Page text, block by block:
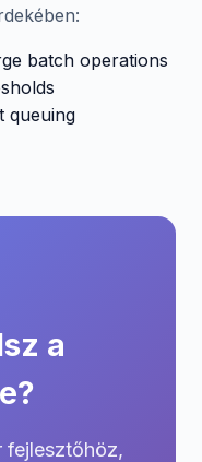
batch operations
queuing
a
fejlesztőhöz,